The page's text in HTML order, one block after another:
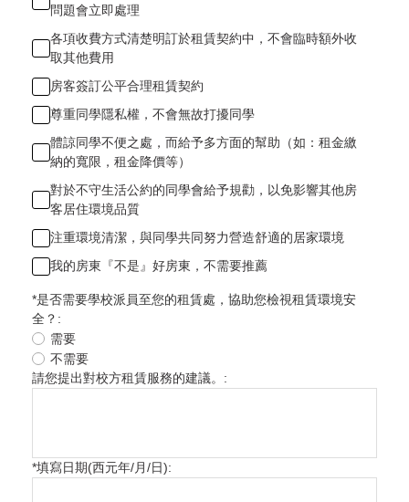
問題會立即處理
各項收費方式清楚明訂於租賃契約中，不會臨時額外收
取其他費用
房客簽訂公平合理租賃契約
尊重同學隱私權，不會無故打擾同學
體諒同學不便之處，而給予多方面的幫助（如：租金繳
納的寬限，租金降價等）
對於不守生活公約的同學會給予規勸，以免影響其他房
客居住環境品質
注重環境清潔，與同學共同努力營造舒適的居家環境
我的房東『不是』好房東，不需要推薦
*是否需要學校派員至您的租賃處，協助您檢視租賃環境安
全？:
需要
不需要
請您提出對校方租賃服務的建議。:
*填寫日期(西元年/月/日):